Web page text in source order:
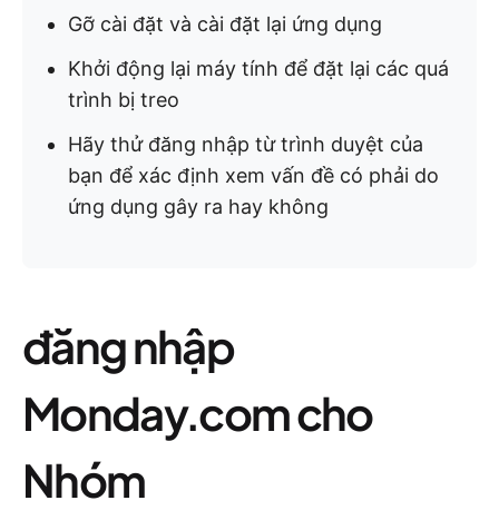
Gỡ cài đặt và cài đặt lại ứng dụng
Khởi động lại máy tính để đặt lại các quá
trình bị treo
Hãy thử đăng nhập từ trình duyệt của
bạn để xác định xem vấn đề có phải do
ứng dụng gây ra hay không
đăng nhập
Monday.com cho
Nhóm